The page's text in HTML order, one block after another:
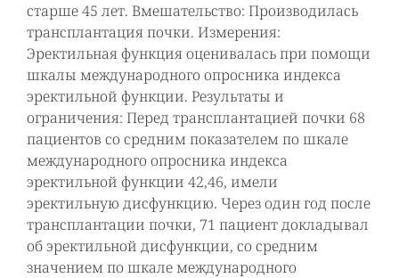
старше 45 лет. Вмешательство: Производилась
трансплантация почки. Измерения:
Эректильная функция оценивалась при помощи
шкалы международного опросника индекса
эректильной функции. Результаты и
ограничения: Перед трансплантацией почки 68
пациентов со средним показателем по шкале
международного опросника индекса
эректильной функции 42,46, имели
эректильную дисфункцию. Через один год после
трансплантации почки, 71 пациент докладывал
об эректильной дисфункции, со средним
значением по шкале международного